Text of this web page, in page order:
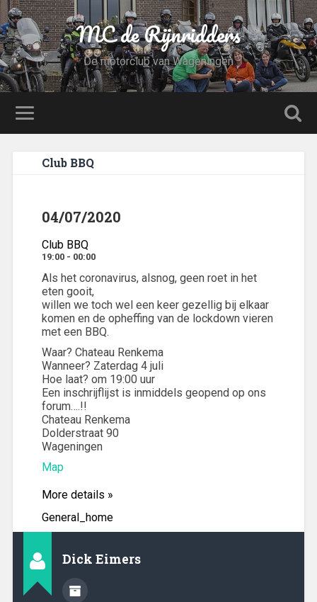
MC de Rijnridders
De motorclub van Wageningen
Club BBQ
04/07/2020
Club BBQ
19:00 - 00:00
Als het coronavirus, alsnog, geen roet in het
eten gooit,
willen we toch wel een keer gezellig bij elkaar
komen en de opheffing van de lockdown vieren
met een BBQ.
Waar? Chateau Renkema
Wanneer? Zaterdag 4 juli
Hoe laat? om 19:00 uur
Een inschrijflijst is inmiddels geopend op ons
forum….!!
Chateau Renkema
Dolderstraat 90
Wageningen
Map
More details »
General_home
Dick Eimers